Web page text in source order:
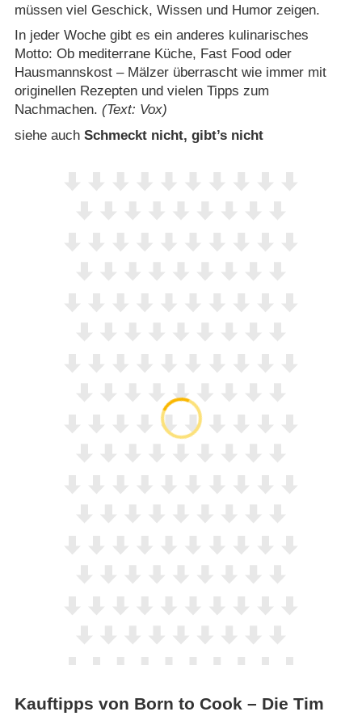
müssen viel Geschick, Wissen und Humor zeigen.
In jeder Woche gibt es ein anderes kulinarisches
Motto: Ob mediterrane Küche, Fast Food oder
Hausmannskost – Mälzer überrascht wie immer mit
originellen Rezepten und vielen Tipps zum
Nachmachen. (Text: Vox)
siehe auch Schmeckt nicht, gibt’s nicht
Kauftipps von Born to Cook – Die Tim